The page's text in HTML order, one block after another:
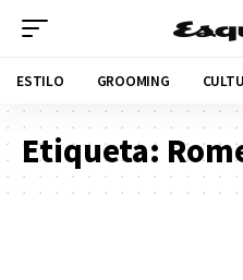
ESTILO GROOMING
Etiqueta: